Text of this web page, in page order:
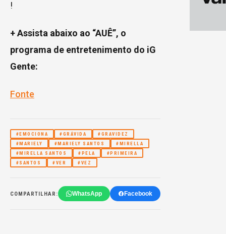
!
+ Assista abaixo ao “AUÊ”, o
programa de entretenimento do iG
Gente:
Fonte
#EMOCIONA #GRÁVIDA
#GRAVIDEZ
#MARIELY
#MARIELY SANTOS
#MIRELLA
#MIRELLA SANTOS
#PELA
#PRIMEIRA
#SANTOS
#VER #VEZ
COMPARTILHAR: WhatsApp Facebook